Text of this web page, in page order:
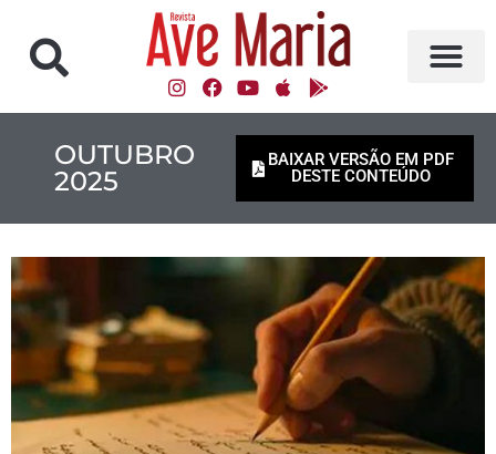
OUTUBRO
2025
BAIXAR VERSÃO EM PDF
DESTE CONTEÚDO